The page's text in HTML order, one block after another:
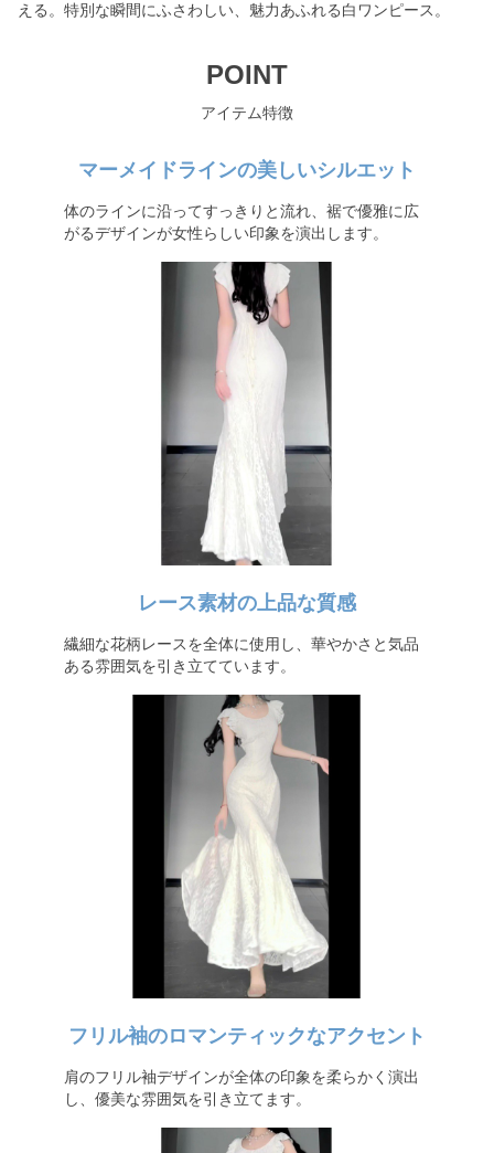
える。特別な瞬間にふさわしい、魅力あふれる白ワンピース。
POINT
アイテム特徴
マーメイドラインの美しいシルエット
体のラインに沿ってすっきりと流れ、裾で優雅に広
がるデザインが女性らしい印象を演出します。
レース素材の上品な質感
繊細な花柄レースを全体に使用し、華やかさと気品
ある雰囲気を引き立てています。
フリル袖のロマンティックなアクセント
肩のフリル袖デザインが全体の印象を柔らかく演出
し、優美な雰囲気を引き立てます。